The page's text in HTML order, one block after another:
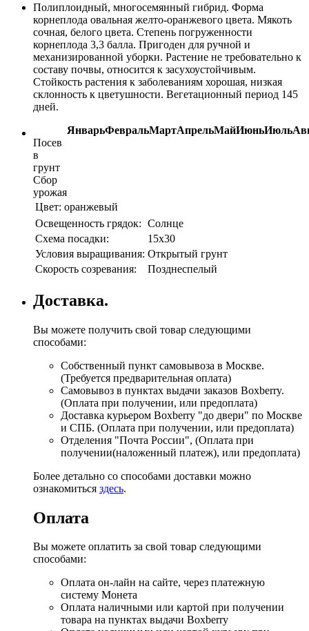
Полиплоидный, многосемянный гибрид. Форма
корнеплода овальная желто-оранжевого цвета. Мякоть
сочная, белого цвета. Степень погруженности
корнеплода 3,3 балла. Пригоден для ручной и
механизированной уборки. Растение не требовательно к
составу почвы, относится к засухоустойчивым.
Стойкость растения к заболеваниям хорошая, низкая
склонность к цветушности. Вегетационный период 145
дней.
ЯнварьФевральМартАпрельМайИюньИюль
Посев
в
грунт
Сбор
урожая
Цвет: оранжевый
Освещенность грядок: Солнце
Схема посадки:
15х30
Условия выращивания: Открытый грунт
Скорость созревания:
Позднеспелый
Доставка.
Вы можете получить свой товар следующими
способами:
Собственный пункт самовывоза в Москве.
(Требуется предварительная оплата)
Самовывоз в пунктах выдачи заказов Boxberry.
(Оплата при получении, или предоплата)
Доставка курьером Boxberry "до двери" по Москве
и СПБ. (Оплата при получении, или предоплата)
Отделения "Почта России", (Оплата при
получении(наложенный платеж), или предоплата)
Более детально со способами доставки можно
ознакомиться здесь.
Оплата
Вы можете оплатить за свой товар следующими
способами:
Оплата он-лайн на сайте, через платежную
систему Монета
Оплата наличными или картой при получении
товара на пунктах выдачи Boxberry